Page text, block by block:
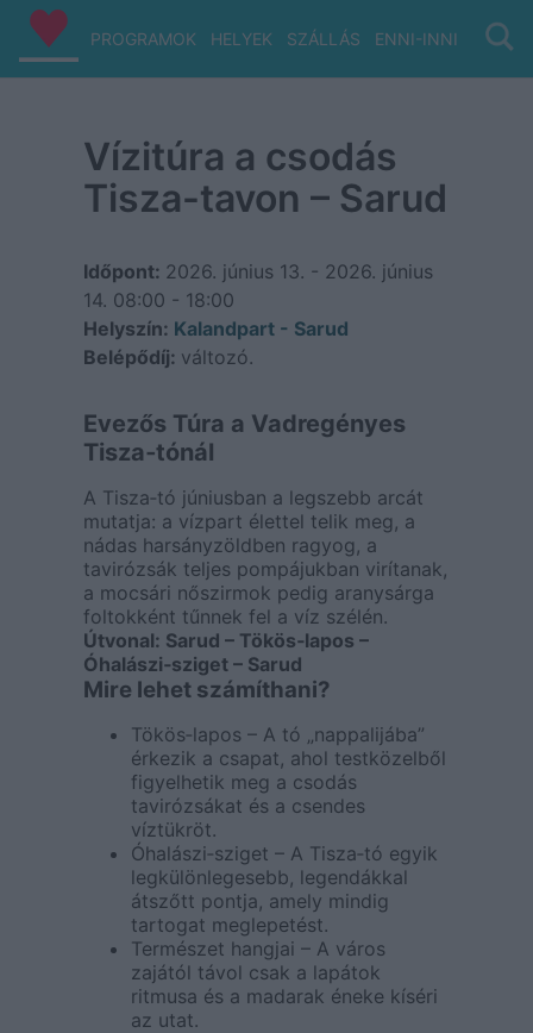
PROGRAMOK HELYEK SZÁLLÁS ENNI-INNI VIZ/
Vízitúra a csodás
Tisza-tavon – Sarud
Időpont: 2026. június 13. - 2026. június
14. 08:00 - 18:00
Helyszín: Kalandpart - Sarud
Belépődíj: változó.
Evezős Túra a Vadregényes
Tisza‑tónál
A Tisza‑tó júniusban a legszebb arcát
mutatja: a vízpart élettel telik meg, a
nádas harsányzöldben ragyog, a
tavirózsák teljes pompájukban virítanak,
a mocsári nőszirmok pedig aranysárga
foltokként tűnnek fel a víz szélén.
Útvonal: Sarud – Tökös‑lapos –
Óhalászi‑sziget – Sarud
Mire lehet számíthani?
Tökös‑lapos – A tó „nappalijába”
érkezik a csapat, ahol testközelből
figyelhetik meg a csodás
tavirózsákat és a csendes
víztükröt.
Óhalászi‑sziget – A Tisza‑tó egyik
legkülönlegesebb, legendákkal
átszőtt pontja, amely mindig
tartogat meglepetést.
Természet hangjai – A város
zajától távol csak a lapátok
ritmusa és a madarak éneke kíséri
az utat.